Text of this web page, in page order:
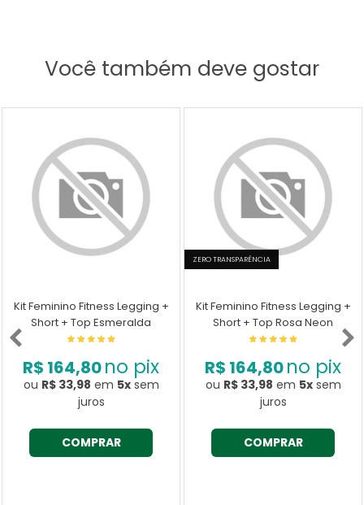
Você também deve gostar
Kit Feminino Fitness Legging +
Short + Top Esmeralda
R$ 164,80no pix
ou R$ 33,98 em 5xsem
juros
COMPRAR
ZERO TRANSPARÊNCIA
Kit Feminino Fitness Legging +
Short + Top Rosa Neon
R$ 164,80no pix
ou R$ 33,98 em 5xsem
juros
COMPRAR